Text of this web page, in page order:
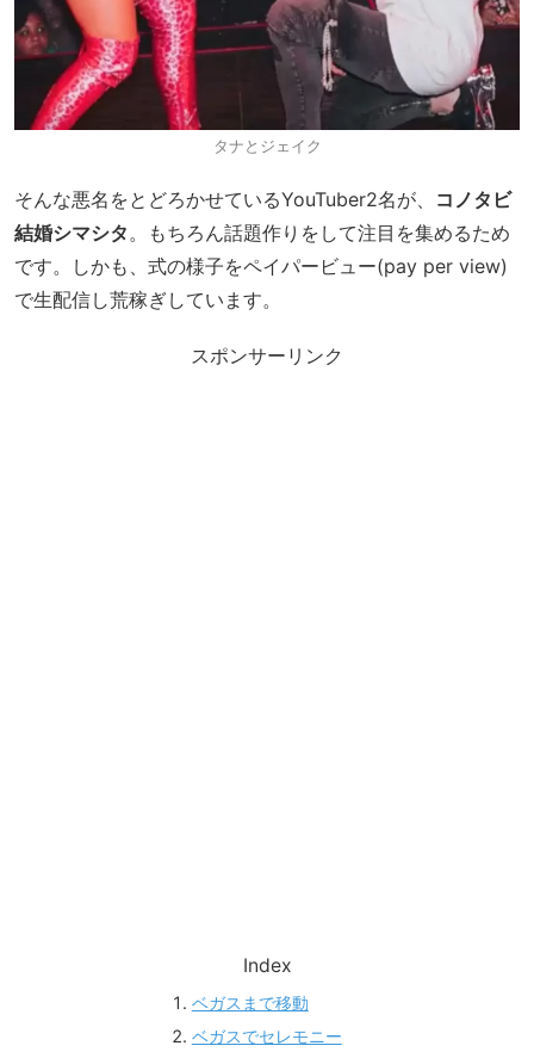
タナとジェイク
そんな悪名をとどろかせているYouTuber2名が、 コノタビ
結婚シマシタ。もちろん話題作りをして注目を集めるため
です。しかも、式の様子をペイパービュー(pay per view)
で生配信し荒稼ぎしています。
スポンサーリンク
Index
ベガスまで移動
ベガスでセレモニー